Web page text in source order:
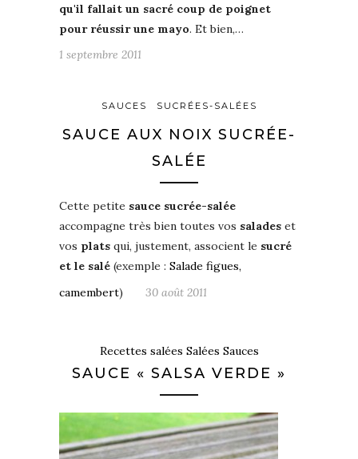
qu'il fallait un sacré coup de poignet
pour réussir une mayo. Et bien,…
1 septembre 2011
SAUCES SUCRÉES-SALÉES
SAUCE AUX NOIX SUCRÉE-
SALÉE
Cette petite sauce sucrée-salée
accompagne très bien toutes vos salades et
vos plats qui, justement, associent le sucré
et le salé (exemple : Salade figues,
camembert) 30 août 2011
Recettes salées Salées Sauces
SAUCE « SALSA VERDE »